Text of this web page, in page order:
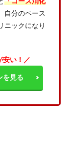
自分のペース
ニックになり
安い！／
を見る